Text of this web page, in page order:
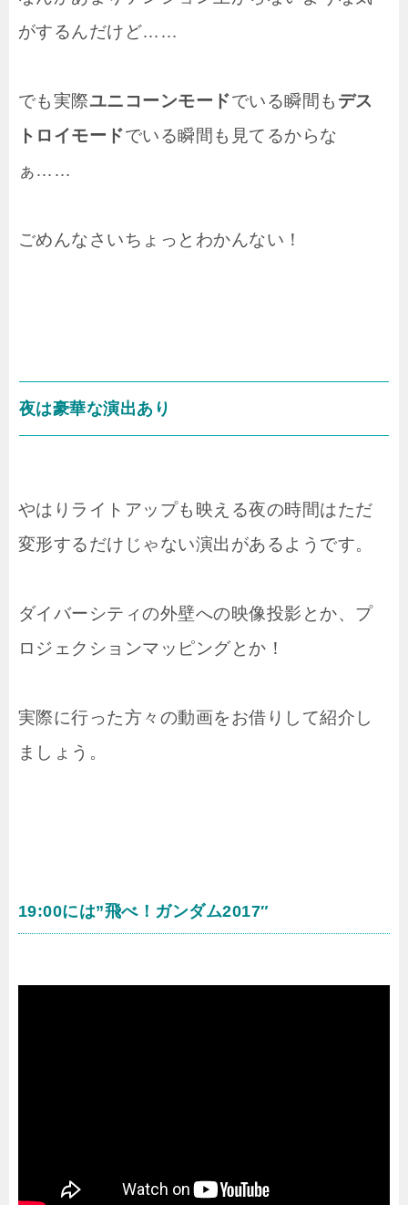
がするんだけど……
でも実際ユニコーンモードでいる瞬間も デス
トロイモードでいる瞬間も見てるからな
ぁ……
ごめんなさいちょっとわかんない！
夜は豪華な演出あり
やはりライトアップも映える夜の時間はただ
変形するだけじゃない演出があるようです。
ダイバーシティの外壁への映像投影とか、プ
ロジェクションマッピングとか！
実際に行った方々の動画をお借りして紹介し
ましょう。
19:00には”飛べ！ガンダム2017″